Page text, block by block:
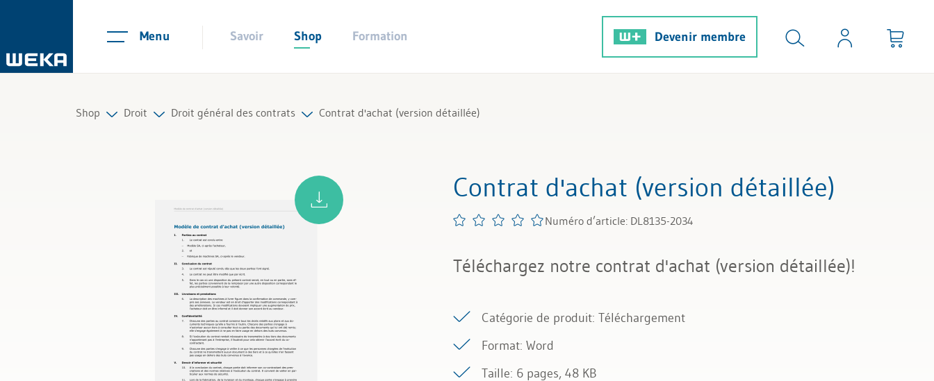
Menu Savoir Shop Formation Devenir membre
Shop
Compétences personnelles
Droit
Droit des sociétés
Mariage, divorce et succession
Bail et loyer
Droit général des contrats
Protection des données et droit informatique
Droit général des contrats Contrat d'achat (version détaillée)
Contrat d'achat (version détaillée)
Numéro d’article: DL8135-2034
Téléchargez notre contrat d'achat (version détaillée)!
Catégorie de produit: Téléchargement
Format: Word
Taille: 6 pages, 48 KB